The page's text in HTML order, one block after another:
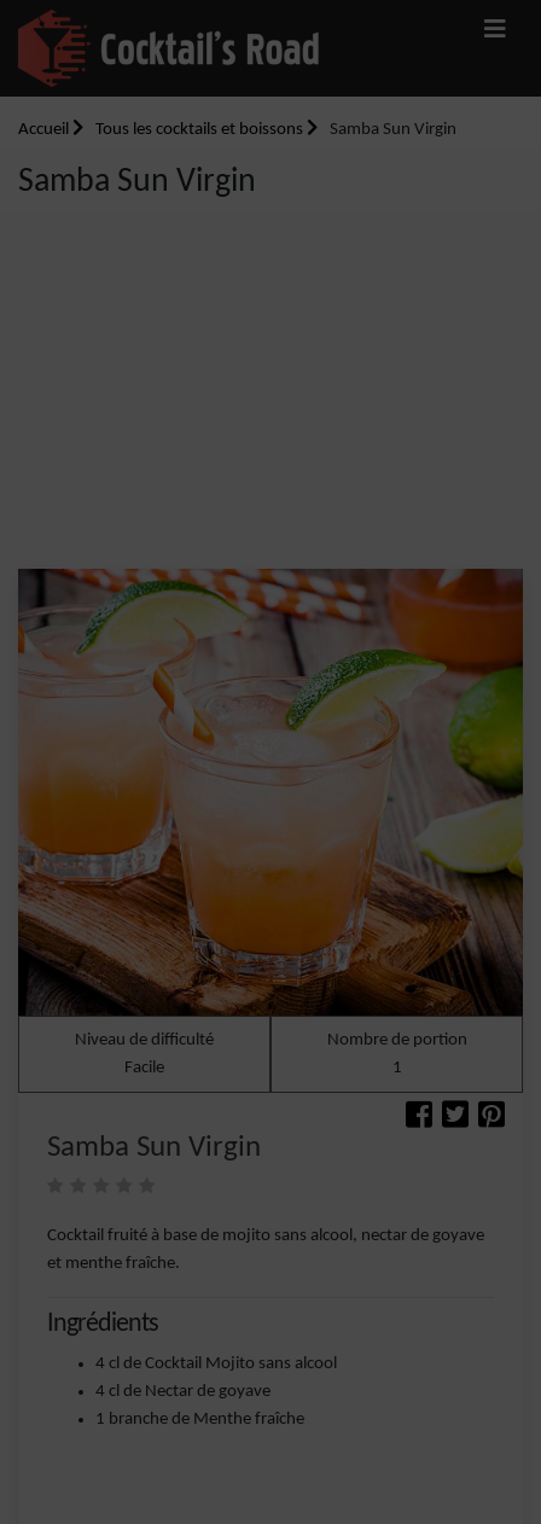
Accueil Tous les cocktails et boissons Samba Sun Virgin
Samba Sun Virgin
Niveau de difficulté
Facile
Nombre de portion
1
Samba Sun Virgin
Cocktail fruité à base de mojito sans alcool, nectar de goyave
et menthe fraîche.
Ingrédients
4 cl de Cocktail Mojito sans alcool
4 cl de Nectar de goyave
1 branche de Menthe fraîche